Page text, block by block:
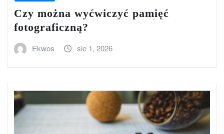
Czy można wyćwiczyć pamięć
fotograficzną?
Ekwos sie 1, 2026